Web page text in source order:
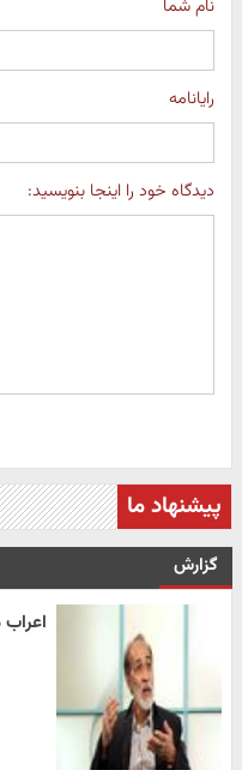
نام شما
رایانامه
دیدگاه خود را اینجا بنویسید:
پیشنهاد ما
گزارش